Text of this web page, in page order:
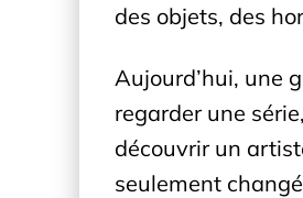
des objets, des
Aujourd’hui, une
regarder une
découvrir un
seulement